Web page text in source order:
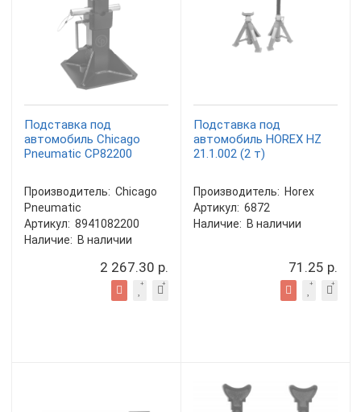
Подставка под
автомобиль Chicago
Pneumatic CP82200
Производитель: Chicago
Pneumatic
Артикул: 8941082200
Наличие: В наличии
2 267.30 р.
Подставка под
автомобиль HOREX HZ
21.1.002 (2 т)
Производитель: Horex
Артикул: 6872
Наличие: В наличии
71.25 р.